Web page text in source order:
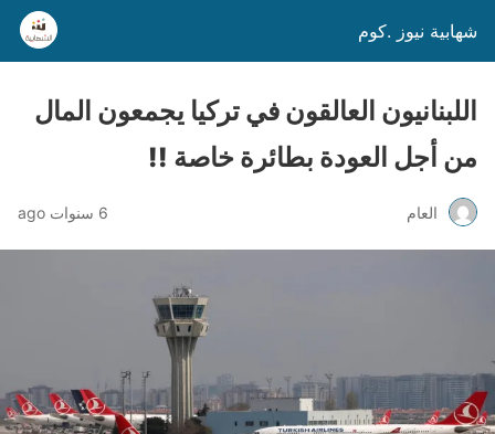
شهابية نيوز .كوم
اللبنانيون العالقون في تركيا يجمعون المال
من أجل العودة بطائرة خاصة !!
العام 6 سنوات ago